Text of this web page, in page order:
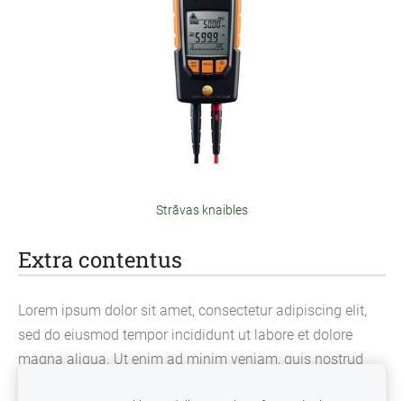
Extra contentus
Lorem ipsum dolor sit amet, consectetur adipiscing elit,
sed do eiusmod tempor incididunt ut labore et dolore
magna aliqua. Ut enim ad minim veniam, quis nostrud
Strāvas knaibles